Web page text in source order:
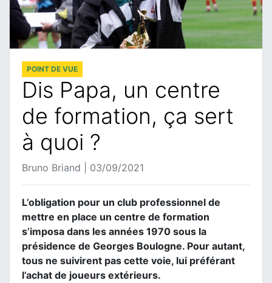
POINT DE VUE
Dis Papa, un centre
de formation, ça sert
à quoi ?
Bruno Briand | 03/09/2021
L’obligation pour un club professionnel de
mettre en place un centre de formation
s’imposa dans les années 1970 sous la
présidence de Georges Boulogne. Pour autant,
tous ne suivirent pas cette voie, lui préférant
l’achat de joueurs extérieurs.